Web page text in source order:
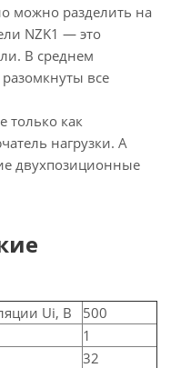
можно разделить на
NZK1 — это
В среднем
все
только как
нагрузки. А
двухпозиционные
Ui, B
500
1
32